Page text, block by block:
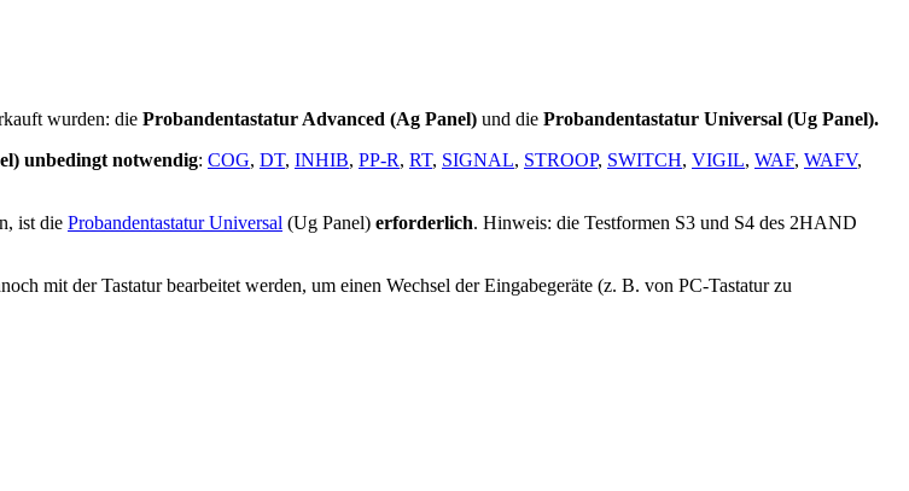
wurden: die Probandentastatur Advanced (Ag Panel) und die Probandentastatur Universal (Ug Panel).
unbedingt notwendig: COG, DT, INHIB, PP-R, RT, SIGNAL, STROOP, SWITCH, VIGIL, WAF, WAFV,
ist die Probandentastatur Universal (Ug Panel) erforderlich. Hinweis: die Testformen S3 und S4 des 2HAND
mit der Tastatur bearbeitet werden, um einen Wechsel der Eingabegeräte (z. B. von PC-Tastatur zu